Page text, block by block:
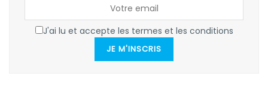
J'ai lu et accepte les termes et les conditions
JE M'INSCRIS